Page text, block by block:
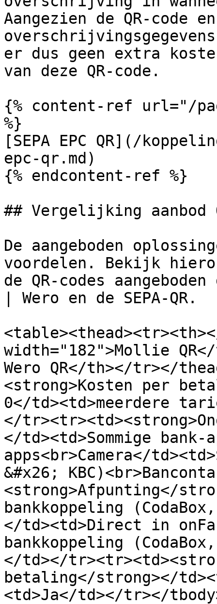
Aangezien de QR-code
er dus geen extra
van deze QR-code.
{% content-ref url="/
%}
[SEPA EPC QR](/
epc-qr.md)
{% endcontent-ref %}
## Vergelijking aanbod
De aangeboden
voordelen. Bekijk
de QR-codes
| Wero en de SEPA-QR.
width="182">Mollie
Wero QR</th></tr></
<strong>Kosten per
0</td><td>meerdere
</
</td><td>Sommige
apps<br>Camera</
&#x26;
<strong>Afpunting</
bankkoppeling
</td><td>Direct in
bankkoppeling
</td></
betaling</strong></
<td>Ja</td></tr></